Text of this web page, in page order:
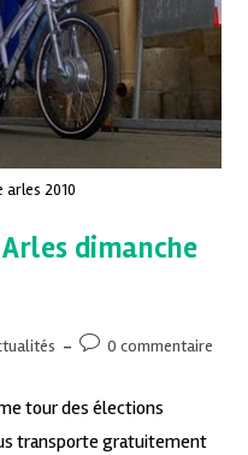
2010
dimanche
0 commentaire
tour des élections
transporte gratuitement